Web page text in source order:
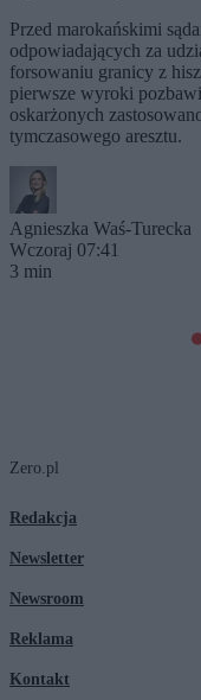
Przed marokańskimi
odpowiadających za
forsowaniu granicy z
pierwsze wyroki
oskarżonych
tymczasowego aresztu.
Agnieszka Waś-Turecka
Wczoraj 07:41
3 min
Zero.pl
Redakcja
Newsletter
Newsroom
Reklama
Kontakt